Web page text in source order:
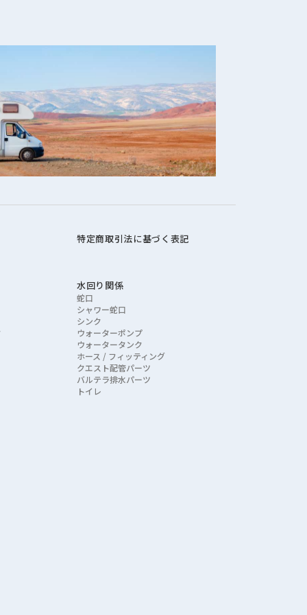
特定商取引法に基づく表記
水回り関係
蛇口
シャワー蛇口
シンク
ウォーターポンプ
ウォータータンク
ホース / フィッティング
クエスト配管パーツ
バルテラ排水パーツ
トイレ